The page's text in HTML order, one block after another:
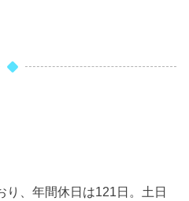
り、年間休日は121日。土日